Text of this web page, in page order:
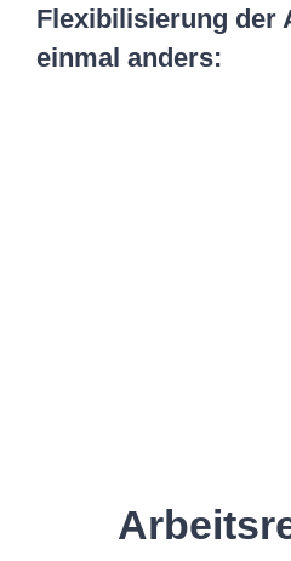
Flexibilisierung der
einmal anders: